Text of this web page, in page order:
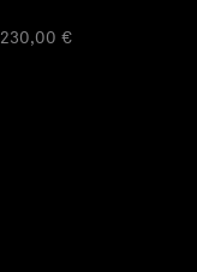
230,00 €